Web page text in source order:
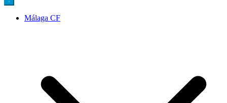
Málaga CF